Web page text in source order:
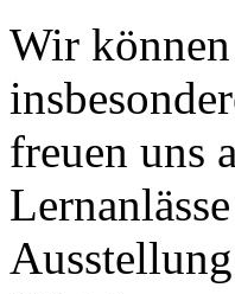
Wir
freuen uns